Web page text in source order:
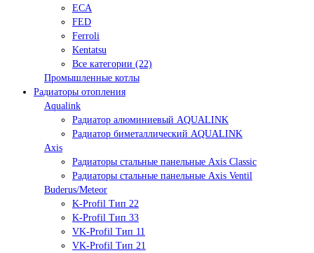
ECA
FED
Ferroli
Kentatsu
Все категории (22)
Промышленные котлы
Радиаторы отопления
Aqualink
Радиатор алюминиевый AQUALINK
Радиатор биметаллический AQUALINK
Axis
Радиаторы стальные панельные Axis Classic
Радиаторы стальные панельные Axis Ventil
Buderus/Meteor
K-Profil Тип 22
K-Profil Тип 33
VK-Profil Тип 11
VK-Profil Тип 21